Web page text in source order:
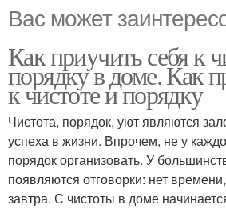
Вас может
Как приучить себя к
порядку в доме. Как
к чистоте и порядку
Чистота, порядок, уют являются
успеха в жизни. Впрочем, не у
порядок организовать. У
появляются отговорки: нет
завтра. С чистоты в доме